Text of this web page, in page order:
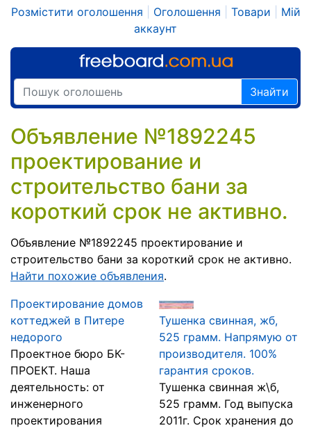
Розмістити оголошення Оголошення Товари
Мій
аккаунт
Знайти
Объявление №1892245
проектирование и
строительство бани за
короткий срок не активно.
Объявление №1892245 проектирование и
строительство бани за короткий срок не активно.
Найти похожие объявления.
Проектирование домов
коттеджей в Питере
недорого
Проектное бюро БК-
ПРОЕКТ. Наша
деятельность: от
инженерного
проектирования
Тушенка свинная, жб,
525 грамм. Напрямую от
производителя. 100%
гарантия сроков.
Тушенка свинная ж\б,
525 грамм. Год выпуска
2011г. Срок хранения до